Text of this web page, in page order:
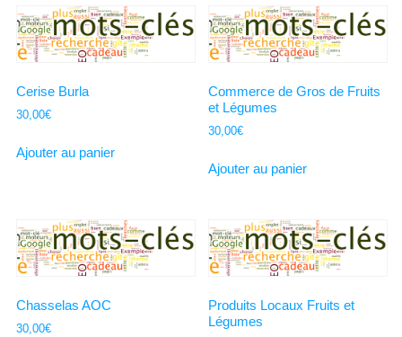
Cerise Burla
30,00€
Ajouter au panier
Commerce de Gros de Fruits
et Légumes
30,00€
Ajouter au panier
Chasselas AOC
30,00€
Produits Locaux Fruits et
Légumes